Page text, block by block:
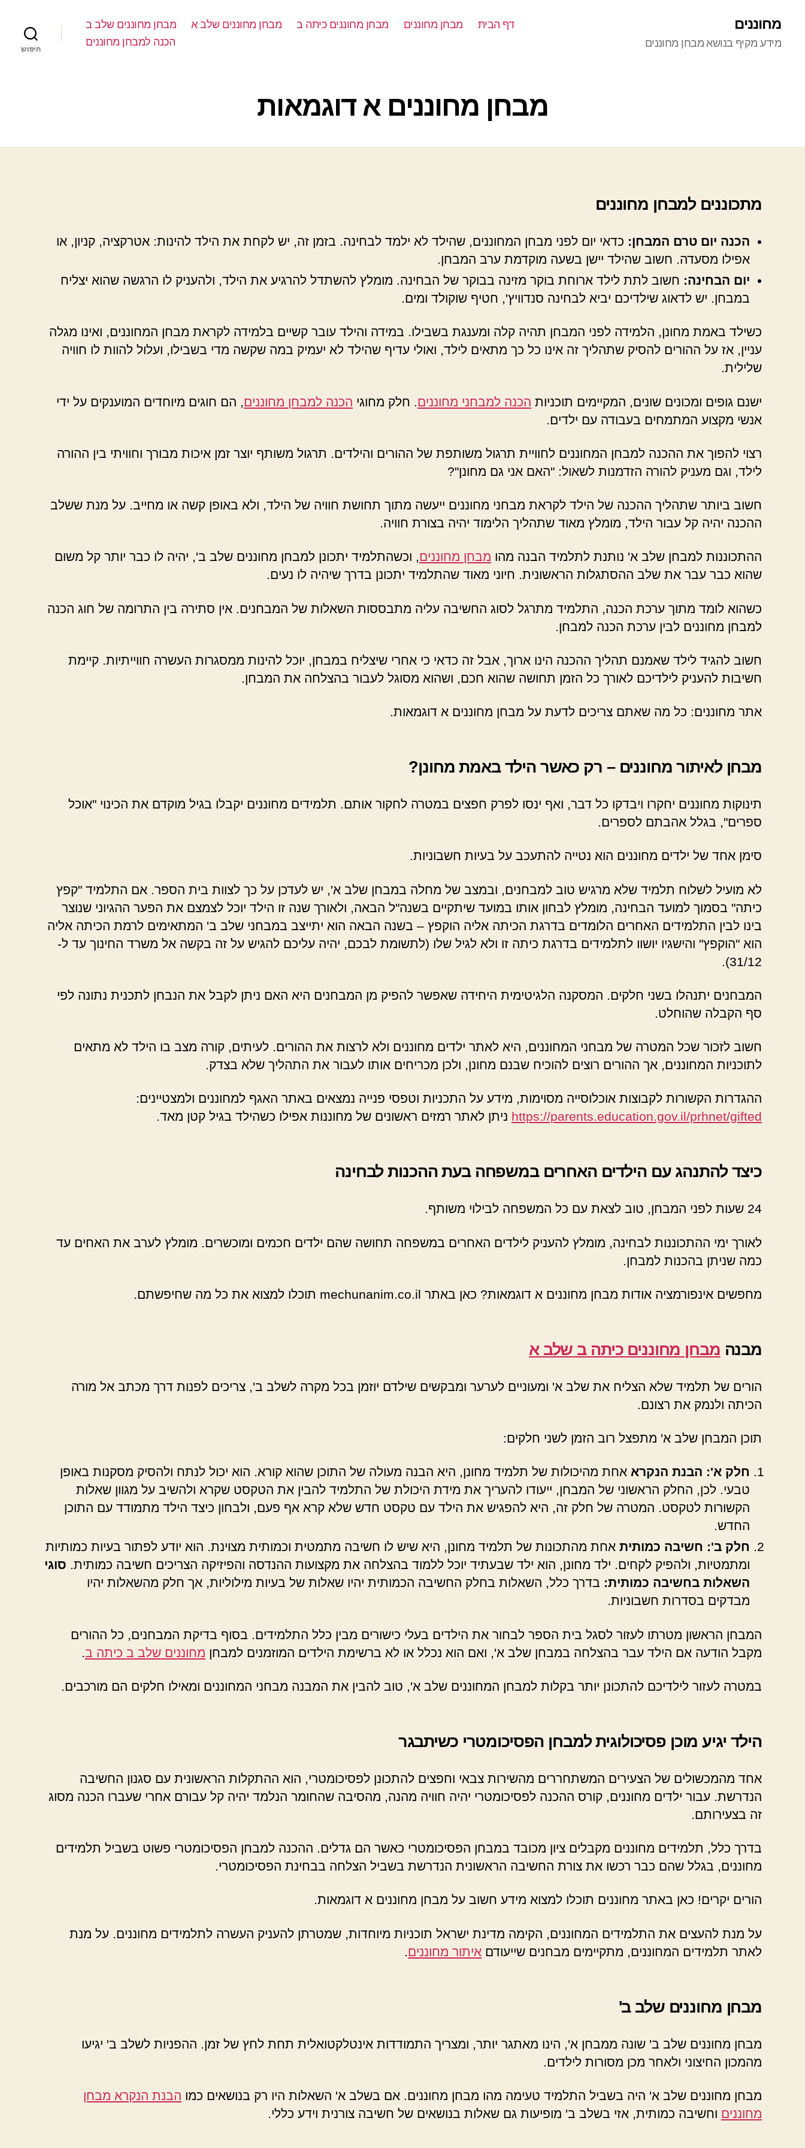
מחוננים
מידע מקיף בנושא מבחן מחוננים
דף הבית מבחן מחוננים מבחן מחוננים כיתה ב מבחן מחוננים שלב א
מבחן מחוננים שלב ב
הכנה למבחן מחוננים
חיפוש
קטגוריות
מבחן מחוננים א דוגמאות
מתכוננים למבחן מחוננים
הכנה יום טרם המבחן: כדאי יום לפני מבחן המחוננים, שהילד לא ילמד לבחינה. בזמן זה, יש לקחת את הילד להינות: אטרקציה, קניון, או
אפילו מסעדה. חשוב שהילד יישן בשעה מוקדמת ערב המבחן.
יום הבחינה: חשוב לתת לילד ארוחת בוקר מזינה בבוקר של הבחינה. מומלץ להשתדל להרגיע את הילד, ולהעניק לו הרגשה שהוא יצליח
במבחן. יש לדאוג שילדיכם יביא לבחינה סנדוויץ', חטיף שוקולד ומים.
כשילד באמת מחונן, הלמידה לפני המבחן תהיה קלה ומענגת בשבילו. במידה והילד עובר קשיים בלמידה לקראת מבחן המחוננים, ואינו מגלה
עניין, אז על ההורים להסיק שתהליך זה אינו כל כך מתאים לילד, ואולי עדיף שהילד לא יעמיק במה שקשה מדי בשבילו, ועלול להוות לו חוויה
שלילית.
ישנם גופים ומכונים שונים, המקיימים תוכניות הכנה למבחני מחוננים . חלק מחוגי הכנה למבחן מחוננים , הם חוגים מיוחדים המוענקים על ידי
אנשי מקצוע המתמחים בעבודה עם ילדים.
רצוי להפוך את ההכנה למבחן המחוננים לחוויית תרגול משותפת של ההורים והילדים. תרגול משותף יוצר זמן איכות מבורך וחוויתי בין ההורה
לילד, וגם מעניק להורה הזדמנות לשאול: "האם אני גם מחונן"?
חשוב ביותר שתהליך ההכנה של הילד לקראת מבחני מחוננים ייעשה מתוך תחושת חוויה של הילד, ולא באופן קשה או מחייב. על מנת ששלב
ההכנה יהיה קל עבור הילד, מומלץ מאוד שתהליך הלימוד יהיה בצורת חוויה.
ההתכוננות למבחן שלב א' נותנת לתלמיד הבנה מהו מבחן מחוננים, וכשהתלמיד יתכונן למבחן מחוננים שלב ב', יהיה לו כבר יותר קל משום
שהוא כבר עבר את שלב ההסתגלות הראשונית. חיוני מאוד שהתלמיד יתכונן בדרך שיהיה לו נעים.
כשהוא לומד מתוך ערכת הכנה, התלמיד מתרגל לסוג החשיבה עליה מתבססות השאלות של המבחנים. אין סתירה בין התרומה של חוג הכנה
למבחן מחוננים לבין ערכת הכנה למבחן.
חשוב להגיד לילד שאמנם תהליך ההכנה הינו ארוך, אבל זה כדאי כי אחרי שיצליח במבחן, יוכל להינות ממסגרות העשרה חווייתיות. קיימת
חשיבות להעניק לילדיכם לאורך כל הזמן תחושה שהוא חכם, ושהוא מסוגל לעבור בהצלחה את המבחן.
אתר מחוננים: כל מה שאתם צריכים לדעת על מבחן מחוננים א דוגמאות.
מבחן לאיתור מחוננים – רק כאשר הילד באמת מחונן?
תינוקות מחוננים יחקרו ויבדקו כל דבר, ואף ינסו לפרק חפצים במטרה לחקור אותם. תלמידים מחוננים יקבלו בגיל מוקדם את הכינוי "אוכל
ספרים", בגלל אהבתם לספרים.
סימן אחד של ילדים מחוננים הוא נטייה להתעכב על בעיות חשבוניות.
לא מועיל לשלוח תלמיד שלא מרגיש טוב למבחנים, ובמצב של מחלה במבחן שלב א', יש לעדכן על כך לצוות בית הספר. אם התלמיד "קפץ
כיתה" בסמוך למועד הבחינה, מומלץ לבחון אותו במועד שיתקיים בשנה"ל הבאה, ולאורך שנה זו הילד יוכל לצמצם את הפער ההגיוני שנוצר
בינו לבין התלמידים האחרים הלומדים בדרגת הכיתה אליה הוקפץ – בשנה הבאה הוא יתייצב במבחני שלב ב' המתאימים לרמת הכיתה אליה
הוא "הוקפץ" והישגיו יושוו לתלמידים בדרגת כיתה זו ולא לגיל שלו (לתשומת לבכם, יהיה עליכם להגיש על זה בקשה אל משרד החינוך עד ל-
31/12).
המבחנים יתנהלו בשני חלקים. המסקנה הלגיטימית היחידה שאפשר להפיק מן המבחנים היא האם ניתן לקבל את הנבחן לתכנית נתונה לפי
סף הקבלה שהוחלט.
חשוב לזכור שכל המטרה של מבחני המחוננים, היא לאתר ילדים מחוננים ולא לרצות את ההורים. לעיתים, קורה מצב בו הילד לא מתאים
לתוכניות המחוננים, אך ההורים רוצים להוכיח שבנם מחונן, ולכן מכריחים אותו לעבור את התהליך שלא בצדק.
ההגדרות הקשורות לקבוצות אוכלוסייה מסוימות, מידע על התכניות וטפסי פנייה נמצאים באתר האגף למחוננים ולמצטיינים:
https://parents.education.gov.il/prhnet/gifted ניתן לאתר רמזים ראשונים של מחוננות אפילו כשהילד בגיל קטן מאד.
כיצד להתנהג עם הילדים האחרים במשפחה בעת ההכנות לבחינה
24 שעות לפני המבחן, טוב לצאת עם כל המשפחה לבילוי משותף.
לאורך ימי ההתכוננות לבחינה, מומלץ להעניק לילדים האחרים במשפחה תחושה שהם ילדים חכמים ומוכשרים. מומלץ לערב את האחים עד
כמה שניתן בהכנות למבחן.
מחפשים אינפורמציה אודות מבחן מחוננים א דוגמאות? כאן באתר mechunanim.co.il תוכלו למצוא את כל מה שחיפשתם.
מבנה מבחן מחוננים כיתה ב שלב א
הורים של תלמיד שלא הצליח את שלב א' ומעוניים לערער ומבקשים שילדם יוזמן בכל מקרה לשלב ב', צריכים לפנות דרך מכתב אל מורה
הכיתה ולנמק את רצונם.
תוכן המבחן שלב א' מתפצל רוב הזמן לשני חלקים:
חלק א': הבנת הנקרא אחת מהיכולות של תלמיד מחונן, היא הבנה מעולה של התוכן שהוא קורא. הוא יכול לנתח ולהסיק מסקנות באופן
טבעי. לכן, החלק הראשוני של המבחן, ייעודו להעריך את מידת היכולת של התלמיד להבין את הטקסט שקרא ולהשיב על מגוון שאלות
הקשורות לטקסט. המטרה של חלק זה, היא להפגיש את הילד עם טקסט חדש שלא קרא אף פעם, ולבחון כיצד הילד מתמודד עם התוכן
החדש.
חלק ב': חשיבה כמותית אחת מהתכונות של תלמיד מחונן, היא שיש לו חשיבה מתמטית וכמותית מצוינת. הוא יודע לפתור בעיות כמותיות
ומתמטיות, ולהפיק לקחים. ילד מחונן, הוא ילד שבעתיד יוכל ללמוד בהצלחה את מקצועות ההנדסה והפיזיקה הצריכים חשיבה כמותית. סוגי
השאלות בחשיבה כמותית: בדרך כלל, השאלות בחלק החשיבה הכמותית יהיו שאלות של בעיות מילוליות, אך חלק מהשאלות יהיו
מבדקים בסדרות חשבוניות.
המבחן הראשון מטרתו לעזור לסגל בית הספר לבחור את הילדים בעלי כישורים מבין כלל התלמידים. בסוף בדיקת המבחנים, כל ההורים
מקבל הודעה אם הילד עבר בהצלחה במבחן שלב א', ואם הוא נכלל או לא ברשימת הילדים המוזמנים למבחן מחוננים שלב ב כיתה ב
במטרה לעזור לילדיכם להתכונן יותר בקלות למבחן המחוננים שלב א', טוב להבין את המבנה מבחני המחוננים ומאילו חלקים הם מורכבים.
הילד יגיע מוכן פסיכולוגית למבחן הפסיכומטרי כשיתבגר
אחד מהמכשולים של הצעירים המשתחררים מהשירות צבאי וחפצים להתכונן לפסיכומטרי, הוא ההתקלות הראשונית עם סגנון החשיבה
הנדרשת. עבור ילדים מחוננים, קורס ההכנה לפסיכומטרי יהיה חוויה מהנה, מהסיבה שהחומר הנלמד יהיה קל עבורם אחרי שעברו הכנה מסוג
זה בצעירותם.
בדרך כלל, תלמידים מחוננים מקבלים ציון מכובד במבחן הפסיכומטרי כאשר הם גדלים. ההכנה למבחן הפסיכומטרי פשוט בשביל תלמידים
מחוננים, בגלל שהם כבר רכשו את צורת החשיבה הראשונית הנדרשת בשביל הצלחה בבחינת הפסיכומטרי.
הורים יקרים! כאן באתר מחוננים תוכלו למצוא מידע חשוב על מבחן מחוננים א דוגמאות.
על מנת להעצים את התלמידים המחוננים, הקימה מדינת ישראל תוכניות מיוחדות, שמטרתן להעניק העשרה לתלמידים מחוננים. על מנת
לאתר תלמידים המחוננים, מתקיימים מבחנים שייעודם איתור מחוננים
מבחן מחוננים שלב ב'
מבחן מחוננים שלב ב' שונה ממבחן א', הינו מאתגר יותר, ומצריך התמודדות אינטלקטואלית תחת לחץ של זמן. ההפניות לשלב ב' יגיעו
מהמכון החיצוני ולאחר מכן מסורות לילדים.
מבחן מחוננים שלב א' היה בשביל התלמיד טעימה מהו מבחן מחוננים. אם בשלב א' השאלות היו רק בנושאים כמו הבנת הנקרא מבחן
מחוננים וחשיבה כמותית, אזי בשלב ב' מופיעות גם שאלות בנושאים של חשיבה צורנית וידע כללי.